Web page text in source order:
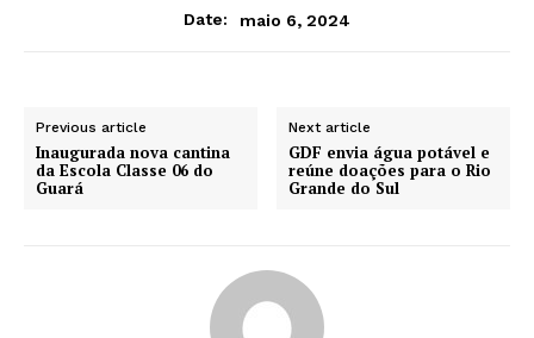
Date:
maio 6, 2024
Previous article
Inaugurada nova cantina
da Escola Classe 06 do
Guará
Next article
GDF envia água potável e
reúne doações para o Rio
Grande do Sul